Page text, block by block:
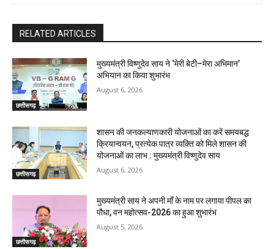
RELATED ARTICLES
छत्तीसगढ़
मुख्यमंत्री विष्णुदेव साय ने ‘मेरी बेटी–मेरा अभिमान’
अभियान का किया शुभारंभ
August 6, 2026
छत्तीसगढ़
शासन की जनकल्याणकारी योजनाओं का करें समयबद्ध
क्रियान्वयन, प्रत्येक पात्र व्यक्ति को मिले शासन की
योजनाओं का लाभ : मुख्यमंत्री विष्णुदेव साय
August 6, 2026
छत्तीसगढ़
मुख्यमंत्री साय ने अपनी माँ के नाम पर लगाया पीपल का
पौधा, वन महोत्सव-2026 का हुआ शुभारंभ
August 5, 2026